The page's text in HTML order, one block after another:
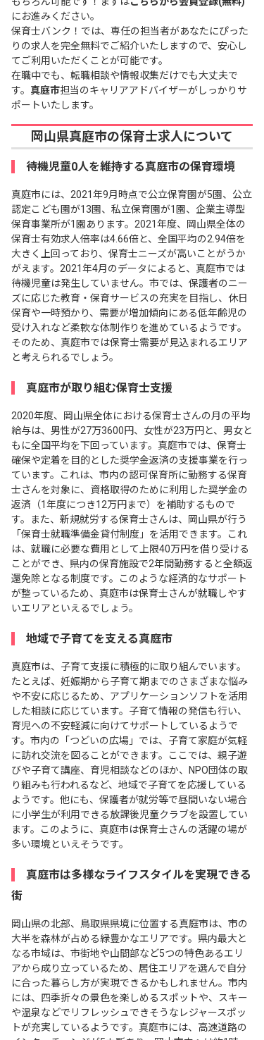
にお進みください。
保育士バンク！では、専任の担当者があなたにぴった
りの求人を完全無料でご紹介いたしますので、安心し
てご利用いただくことが可能です。
在職中でも、転職相談や情報収集だけでも大丈夫で
す。 真庭市担当のキャリアアドバイザーがしっかりサ
ポートいたします。
岡山県真庭市の保育士求人について
待機児童0人を維持する真庭市の保育環境
真庭市には、2021年9月時点で公立保育園が5園、公立
認定こども園が13園、私立保育園が1園、企業主導型
保育事業所が1園あります。2021年度、岡山県全体の
保育士有効求人倍率は4.66倍と、全国平均の2.94倍を
大きく上回っており、保育士ニーズが高いことがうか
がえます。2021年4月のデータによると、真庭市では
待機児童は発生していません。市では、保護者のニー
ズに応じた教育・保育サービスの充実を目指し、休日
保育や一時預かり、需要が増加傾向にある低年齢児の
受け入れなど柔軟な体制作りを進めているようです。
そのため、真庭市では保育士需要が見込まれるエリア
と考えられるでしょう。
真庭市が取り組む保育士支援
2020年度、岡山県全体における保育士さんの月の平均
給与は、男性が27万3600円、女性が23万円と、男女と
もに全国平均を下回っています。真庭市では、保育士
確保や定着を目的とした奨学金返済の支援事業を行っ
ています。これは、市内の認可保育所に勤務する保育
士さんを対象に、資格取得のために利用した奨学金の
返済（1年度につき12万円まで）を補助するもので
す。また、新規就労する保育士さんは、岡山県が行う
「保育士就職準備金貸付制度」を活用できます。これ
は、就職に必要な費用として上限40万円を借り受ける
ことができ、県内の保育施設で2年間勤務すると全額返
還免除となる制度です。このような経済的なサポート
が整っているため、真庭市は保育士さんが就職しやす
いエリアといえるでしょう。
地域で子育てを支える真庭市
真庭市は、子育て支援に積極的に取り組んでいます。
たとえば、妊娠期から子育て期までのさまざまな悩み
や不安に応じるため、アプリケーションソフトを活用
した相談に応じています。子育て情報の発信も行い、
育児への不安軽減に向けてサポートしているようで
す。市内の「つどいの広場」では、子育て家庭が気軽
に訪れ交流を図ることができます。ここでは、親子遊
びや子育て講座、育児相談などのほか、NPO団体の取
り組みも行われるなど、地域で子育てを応援している
ようです。他にも、保護者が就労等で昼間いない場合
に小学生が利用できる放課後児童クラブを設置してい
ます。このように、真庭市は保育士さんの活躍の場が
多い環境といえそうです。
真庭市は多様なライフスタイルを実現できる
街
岡山県の北部、鳥取県県境に位置する真庭市は、市の
大半を森林が占める緑豊かなエリアです。県内最大と
なる市域は、市街地や山間部など5つの特色あるエリ
アから成り立っているため、居住エリアを選んで自分
に合った暮らし方が実現できるかもしれません。市内
には、四季折々の景色を楽しめるスポットや、スキー
や温泉などでリフレッシュできそうなレジャースポッ
トが充実しているようです。真庭市には、高速道路の